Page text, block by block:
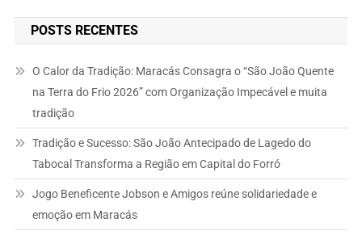
POSTS RECENTES
O Calor da Tradição: Maracás Consagra o “São João Quente
na Terra do Frio 2026” com Organização Impecável e muita
tradição
Tradição e Sucesso: São João Antecipado de Lagedo do
Tabocal Transforma a Região em Capital do Forró
Jogo Beneficente Jobson e Amigos reúne solidariedade e
emoção em Maracás